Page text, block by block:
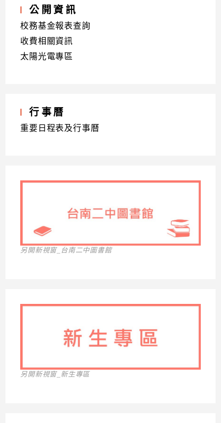
公開資訊
校務基金報表查詢
收費相關資訊
太陽光電專區
行事曆
重要日程表及行事曆
另開新視窗_台南二中圖書館
另開新視窗_新生專區